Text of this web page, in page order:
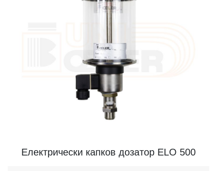
Електрически капков дозатор ELO 500